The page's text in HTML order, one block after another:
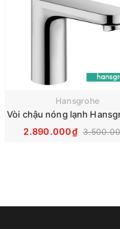
Hansgrohe
2.890.000₫